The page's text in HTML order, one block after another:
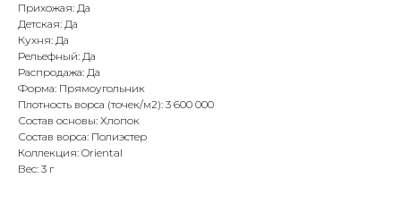
Прихожая: Да
Детская: Да
Кухня: Да
Рельефный: Да
Распродажа: Да
Форма: Прямоугольник
Плотность ворса (точек/м2): 3 600 000
Состав основы: Хлопок
Состав ворса: Полиэстер
Коллекция: Oriental
Вес: 3 г